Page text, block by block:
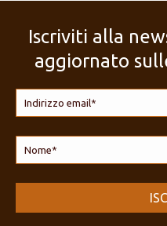
Iscriviti alla
aggiornato